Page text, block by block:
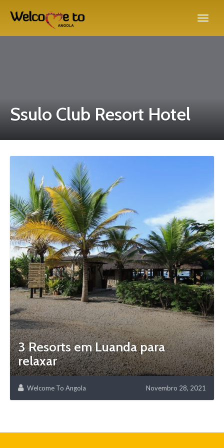
Ssulo Club Resort Hotel
3 Resorts em Luanda para
relaxar
Welcome To Angola Novembro 28, 2021